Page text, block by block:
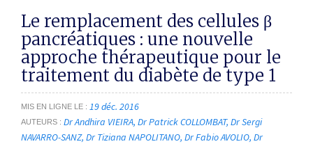
Le remplacement des cellules β
pancréatiques : une nouvelle
approche thérapeutique pour le
traitement du diabète de type 1
MIS EN LIGNE LE 19 déc. 2016
AUTEURS Dr Andhira VIEIRA Dr Patrick COLLOMBAT Dr Sergi
NAVARRO-SANZ Dr Tiziana NAPOLITANO Dr Fabio AVOLIO Dr